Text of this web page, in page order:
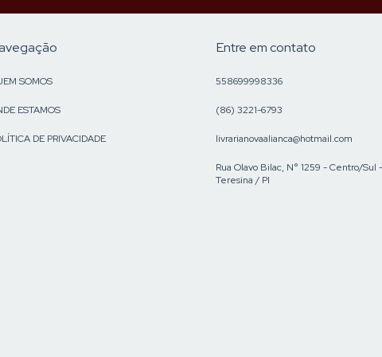
SOMOS
ESTAMOS
DE PRIVACIDADE
Entre em contato
558699998336
(86) 3221-6793
livrarianovaalianca@hotmail.com
Rua Olavo Bilac, N° 1259 - Centro/Sul -
Teresina / PI